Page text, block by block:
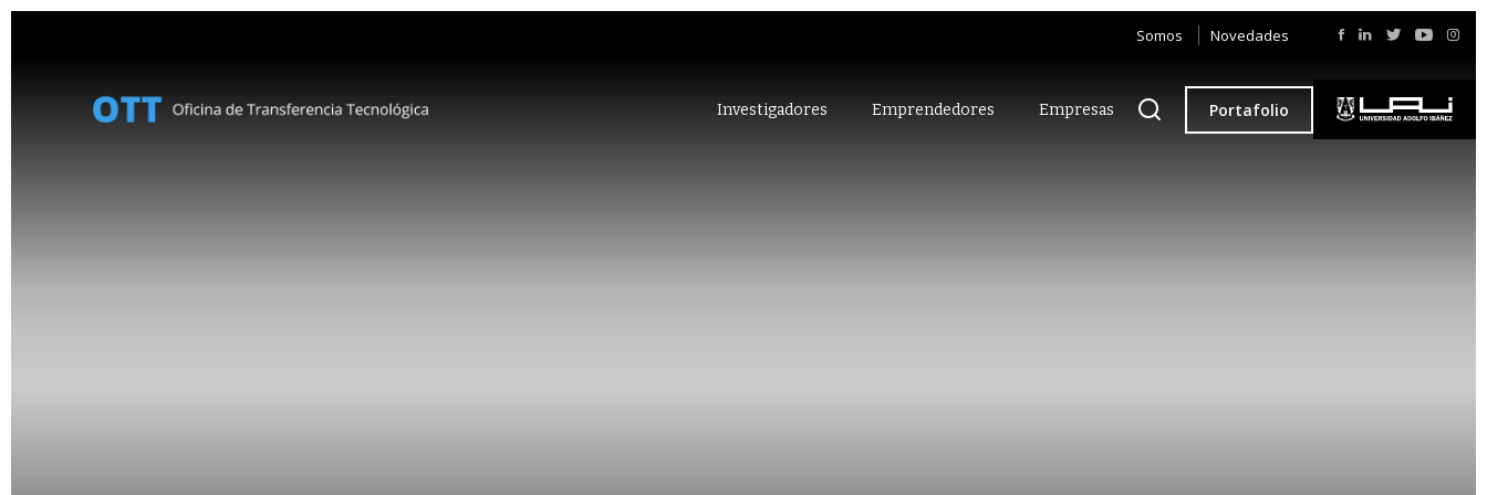
Somos Novedades
Investigadores Emprendedores Empresas Portafolio